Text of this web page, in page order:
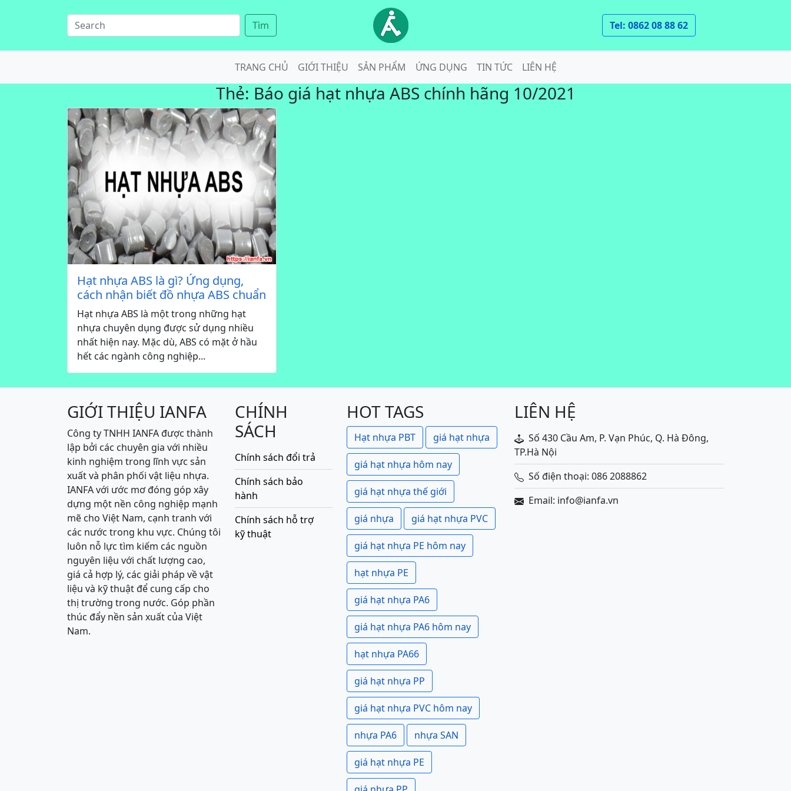
Tìm Tel: 0862 08 88 62
TRANG CHỦ GIỚI THIỆU SẢN PHẨM ỨNG DỤNG TIN TỨC LIÊN HỆ
Thẻ: Báo giá hạt nhựa ABS chính hãng 10/2021
Hạt nhựa ABS là gì? Ứng dụng,
cách nhận biết đồ nhựa ABS chuẩn
Hạt nhựa ABS là một trong những hạt
nhựa chuyên dụng được sử dụng nhiều
nhất hiện nay. Mặc dù, ABS có mặt ở hầu
hết các ngành công nghiệp...
GIỚI THIỆU IANFA
Công ty TNHH IANFA được thành
lập bởi các chuyên gia với nhiều
kinh nghiệm trong lĩnh vực sản
xuất và phân phối vật liệu nhựa.
IANFA với ước mơ đóng góp xây
dựng một nền công nghiệp mạnh
mẽ cho Việt Nam, cạnh tranh với
các nước trong khu vực. Chúng tôi
luôn nỗ lực tìm kiếm các nguồn
nguyên liệu với chất lượng cao,
giá cả hợp lý, các giải pháp về vật
liệu và kỹ thuật để cung cấp cho
thị trường trong nước. Góp phần
thúc đẩy nền sản xuất của Việt
Nam.
CHÍNH
SÁCH
Chính sách đổi trả
Chính sách bảo
hành
Chính sách hỗ trợ
kỹ thuật
HOT TAGS
Hạt nhựa PBT giá hạt nhựa
giá hạt nhựa hôm nay
giá hạt nhựa thế giới
giá nhựa giá hạt nhựa PVC
giá hạt nhựa PE hôm nay
hạt nhựa PE
giá hạt nhựa PA6
giá hạt nhựa PA6 hôm nay
hạt nhựa PA66
giá hạt nhựa PP
giá hạt nhựa PVC hôm nay
nhựa PA6 nhựa SAN
giá hạt nhựa PE
LIÊN HỆ
Số 430 Cầu Am, P. Vạn Phúc, Q. Hà Đông,
TP.Hà Nội
Số điện thoại: 086 2088862
Email: info@ianfa.vn